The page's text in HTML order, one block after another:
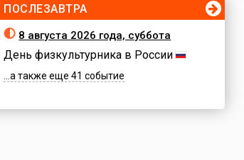
ПОСЛЕЗАВТРА
8 августа 2026 года, суббота
День физкультурника в России
...а также еще 41 событие